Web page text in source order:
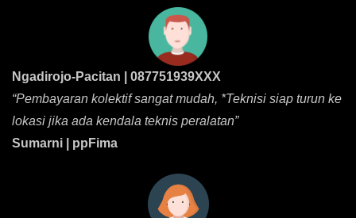
Ngadirojo-Pacitan | 087751939XXX
“Pembayaran kolektif sangat mudah, *Teknisi siap turun ke
lokasi jika ada kendala teknis peralatan”
Sumarni | ppFima